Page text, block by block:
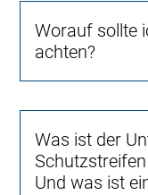
Worauf sollte
achten?
Was ist der
Und was ist